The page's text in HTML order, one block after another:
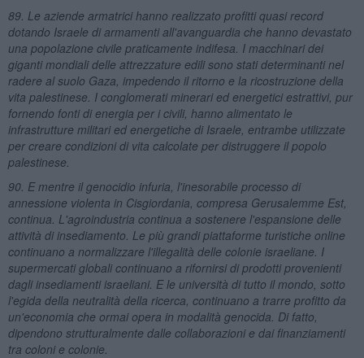
89. Le aziende armatrici hanno realizzato profitti quasi record
dotando Israele di armamenti all'avanguardia che hanno devastato
una popolazione civile praticamente indifesa. I macchinari dei
giganti mondiali delle attrezzature edili sono stati determinanti nel
radere al suolo Gaza, impedendo il ritorno e la ricostruzione della
vita palestinese. I conglomerati minerari ed energetici estrattivi, pur
fornendo fonti di energia per i civili, hanno alimentato le
infrastrutture militari ed energetiche di Israele, entrambe utilizzate
per creare condizioni di vita calcolate per distruggere il popolo
palestinese.
90. E mentre il genocidio infuria, l'inesorabile processo di
annessione violenta in Cisgiordania, compresa Gerusalemme Est,
continua. L'agroindustria continua a sostenere l'espansione delle
attività di insediamento. Le più grandi piattaforme turistiche online
continuano a normalizzare l'illegalità delle colonie israeliane. I
supermercati globali continuano a rifornirsi di prodotti provenienti
dagli insediamenti israeliani. E le università di tutto il mondo, sotto
l'egida della neutralità della ricerca, continuano a trarre profitto da
un'economia che ormai opera in modalità genocida. Di fatto,
dipendono strutturalmente dalle collaborazioni e dai finanziamenti
tra coloni e colonie.